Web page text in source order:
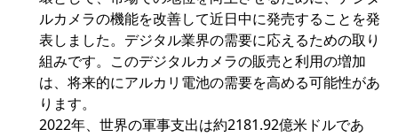
ルカメラの機能を改善して近日中に発売することを発
表しました。デジタル業界の需要に応えるための取り
組みです。このデジタルカメラの販売と利用の増加
は、将来的にアルカリ電池の需要を高める可能性があ
ります。
2022年、世界の軍事支出は約2181.92億米ドルであ